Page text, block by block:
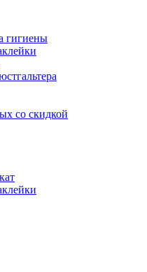
гигиены
со скидкой